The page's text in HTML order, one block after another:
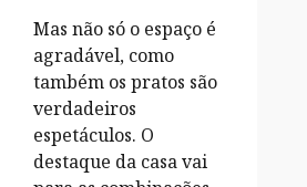
Mas não só o espaço é
agradável, como
também os pratos são
verdadeiros
espetáculos. O
destaque da casa vai